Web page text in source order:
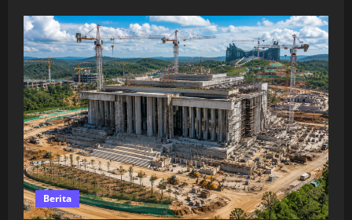
Berita